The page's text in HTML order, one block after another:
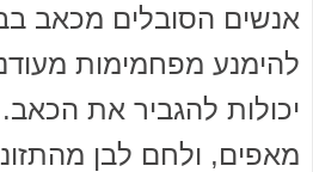
אנשים הסובלים מכאב
להימנע מפחמימות
יכולות להגביר את
מאפים, ולחם לבן